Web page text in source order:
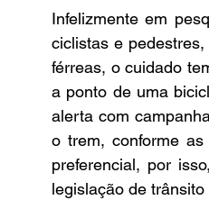
Infelizmente em
ciclistas e
férreas, o cuidado
a ponto de uma
alerta com
o trem, conforme
preferencial, por
legislação de